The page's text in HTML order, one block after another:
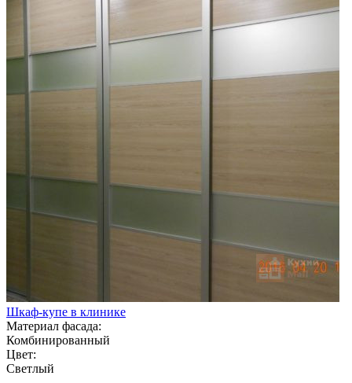
Шкаф-купе в клинике
Материал фасада:
Комбинированный
Цвет:
Светлый